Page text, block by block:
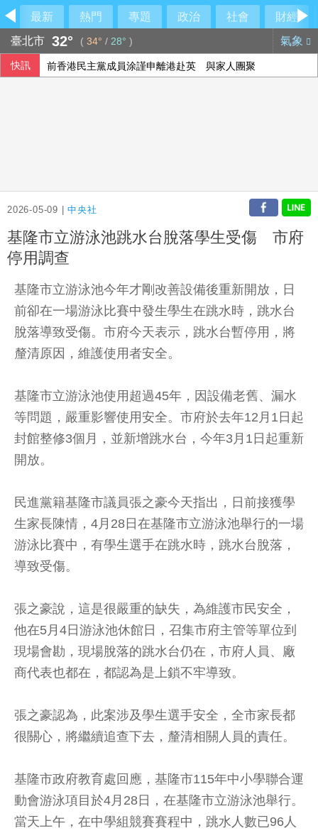
最新 熱門 專題 政治 社會
財經
臺北市 32° ( 34° / 28° ) 氣象
快訊 前香港民主黨成員涂謹申離港赴英 與家人團聚
2026-05-09 |中央社
基隆市立游泳池跳水台脫落學生受傷 市府
停用調查
基隆市立游泳池今年才剛改善設備後重新開放，日
前卻在一場游泳比賽中發生學生在跳水時，跳水台
脫落導致受傷。市府今天表示，跳水台暫停用，將
釐清原因，維護使用者安全。
基隆市立游泳池使用超過45年，因設備老舊、漏水
等問題，嚴重影響使用安全。市府於去年12月1日起
封館整修3個月，並新增跳水台，今年3月1日起重新
開放。
民進黨籍基隆市議員張之豪今天指出，日前接獲學
生家長陳情，4月28日在基隆市立游泳池舉行的一場
游泳比賽中，有學生選手在跳水時，跳水台脫落，
導致受傷。
張之豪說，這是很嚴重的缺失，為維護市民安全，
他在5月4日游泳池休館日，召集市府主管等單位到
現場會勘，現場脫落的跳水台仍在，市府人員、廠
商代表也都在，都認為是上鎖不牢導致。
張之豪認為，此案涉及學生選手安全，全市家長都
很關心，將繼續追查下去，釐清相關人員的責任。
基隆市政府教育處回應，基隆市115年中小學聯合運
動會游泳項目於4月28日，在基隆市立游泳池舉行。
當天上午，在中學組競賽賽程中，跳水人數已96人